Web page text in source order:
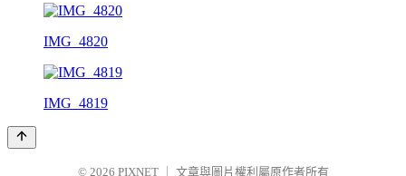
IMG_4820
IMG_4819
© 2026 PIXNET 文章與圖片權利屬原作者所有